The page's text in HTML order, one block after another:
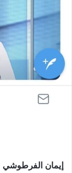
إيمان الفرطوشي